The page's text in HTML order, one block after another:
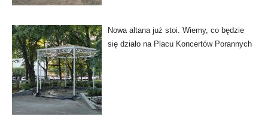
Nowa altana już stoi. Wiemy, co będzie
się działo na Placu Koncertów Porannych